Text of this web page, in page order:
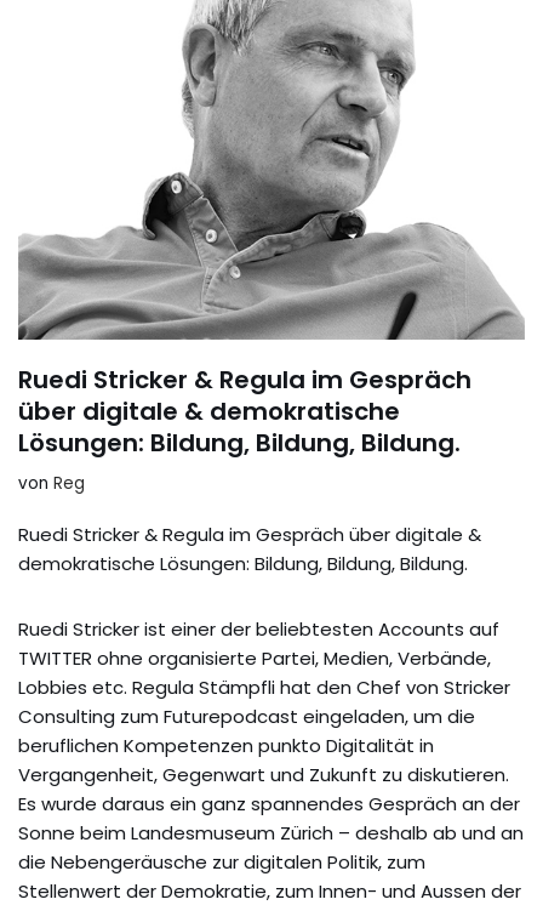
Ruedi Stricker & Regula im Gespräch
über digitale & demokratische
Lösungen: Bildung, Bildung, Bildung.
von Reg
Ruedi Stricker & Regula im Gespräch über digitale &
demokratische Lösungen: Bildung, Bildung, Bildung.
Ruedi Stricker ist einer der beliebtesten Accounts auf
TWITTER ohne organisierte Partei, Medien, Verbände,
Lobbies etc. Regula Stämpfli hat den Chef von Stricker
Consulting zum Futurepodcast eingeladen, um die
beruflichen Kompetenzen punkto Digitalität in
Vergangenheit, Gegenwart und Zukunft zu diskutieren.
Es wurde daraus ein ganz spannendes Gespräch an der
Sonne beim Landesmuseum Zürich – deshalb ab und an
die Nebengeräusche zur digitalen Politik, zum
Stellenwert der Demokratie, zum Innen- und Aussen der